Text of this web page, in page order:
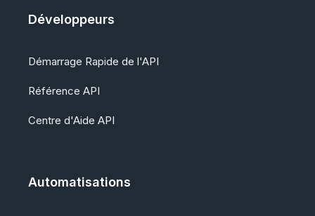
Développeurs
Démarrage Rapide de l'API
Référence API
Centre d'Aide API
Automatisations